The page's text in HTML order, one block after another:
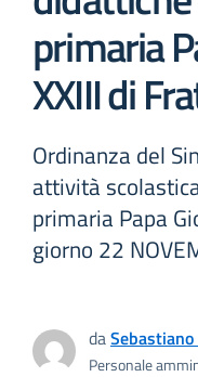
primaria
XXIII di
Ordinanza del
attività
primaria Papa
giorno 22
da
Personale